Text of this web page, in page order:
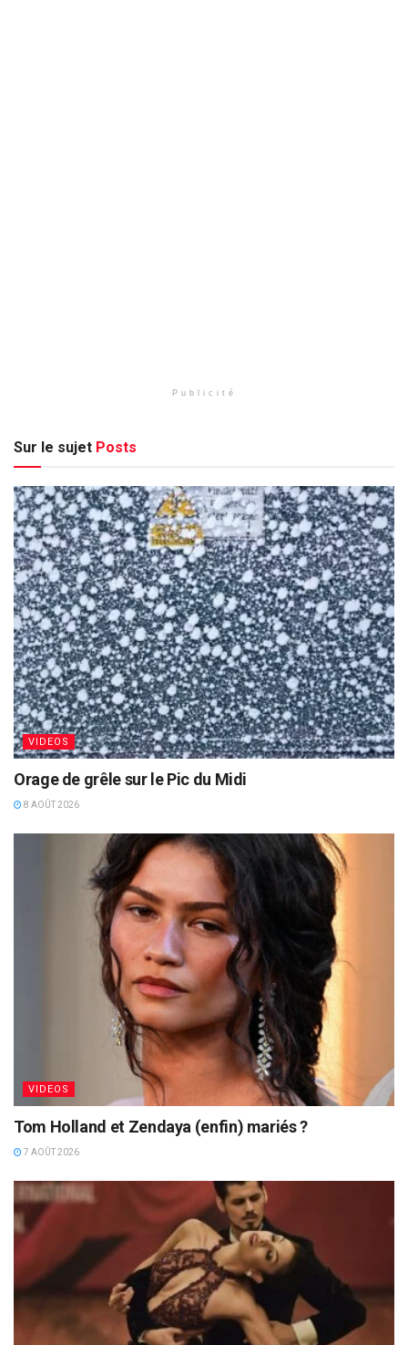
Publicité
Sur le sujet Posts
VIDEOS
Orage de grêle sur le Pic du Midi
8 AOÛT 2026
VIDEOS
Tom Holland et Zendaya (enfin) mariés ?
7 AOÛT 2026